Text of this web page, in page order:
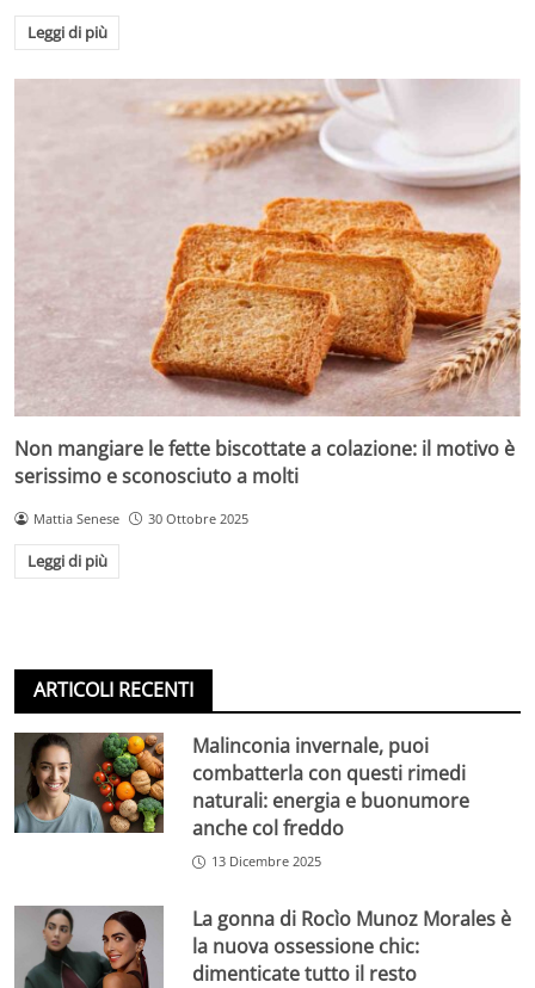
Leggi di più
Non mangiare le fette biscottate a colazione: il motivo è
serissimo e sconosciuto a molti
Mattia Senese 30 Ottobre 2025
Leggi di più
ARTICOLI RECENTI
Malinconia invernale, puoi
combatterla con questi rimedi
naturali: energia e buonumore
anche col freddo
13 Dicembre 2025
La gonna di Rocìo Munoz Morales è
la nuova ossessione chic:
dimenticate tutto il resto